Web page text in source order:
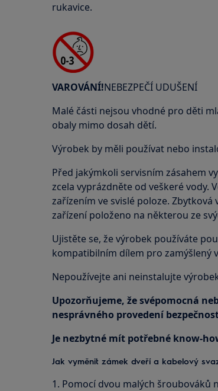
rukavice.
VAROVÁNÍ!NEBEZPEČÍ UDUŠENÍ
Malé části nejsou vhodné pro děti
obaly mimo dosah dětí.
Výrobek by měli používat nebo
Před jakýmkoli servisním zásahem
zcela vyprázdněte od veškeré vody.
zařízením ve svislé poloze.
zařízení položeno na některou ze
Ujistěte se, že výrobek používáte
kompatibilním dílem pro zamýšlený
Nepoužívejte ani neinstalujte
Upozorňujeme, že svépomocná
nesprávného provedení
Je nezbytné mít potřebné know-
Jak vyměnit zámek dveří a kabelový
1. Pomocí dvou malých šroubováků